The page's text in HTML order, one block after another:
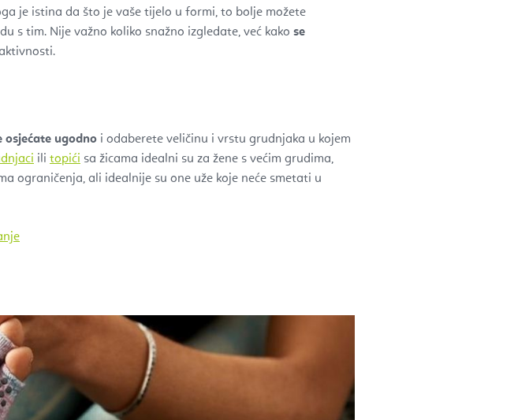
je istina da što je vaše tijelo u formi, to bolje možete
s tim. Nije važno koliko snažno izgledate, već kako se
osjećate ugodno i odaberete veličinu i vrstu grudnjaka u kojem
ili topići sa žicama idealni su za žene s većim grudima,
ograničenja, ali idealnije su one uže koje neće smetati u